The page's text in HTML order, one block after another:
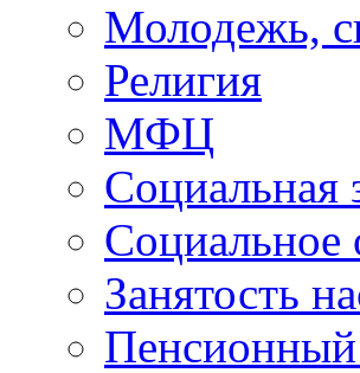
Молодежь,
Религия
МФЦ
Социальная
Социальное
Занятость